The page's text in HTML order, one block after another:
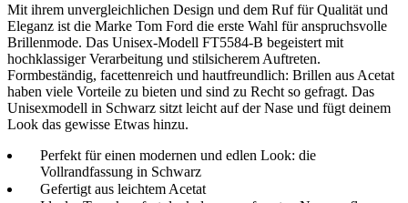
Mit ihrem unvergleichlichen Design und dem Ruf für Qualität und
Eleganz ist die Marke Tom Ford die erste Wahl für anspruchsvolle
Brillenmode. Das Unisex-Modell FT5584-B begeistert mit
hochklassiger Verarbeitung und stilsicherem Auftreten.
Formbeständig, facettenreich und hautfreundlich: Brillen aus Acetat
haben viele Vorteile zu bieten und sind zu Recht so gefragt. Das
Unisexmodell in Schwarz sitzt leicht auf der Nase und fügt deinem
Look das gewisse Etwas hinzu.
Perfekt für einen modernen und edlen Look: die
Vollrandfassung in Schwarz
Gefertigt aus leichtem Acetat